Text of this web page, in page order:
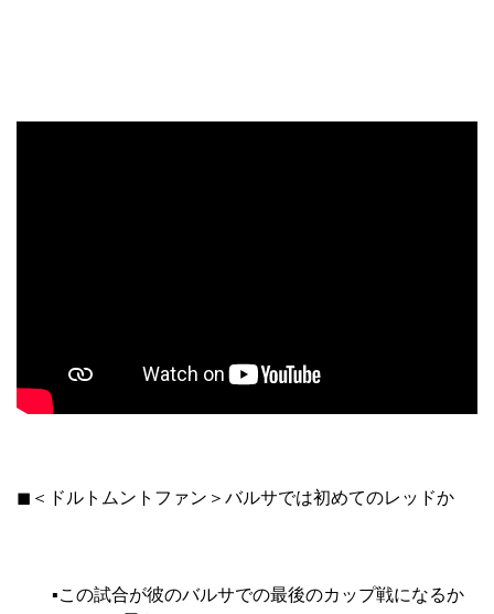
◼︎＜ドルトムントファン＞バルサでは初めてのレッドか
▪︎この試合が彼のバルサでの最後のカップ戦になるか